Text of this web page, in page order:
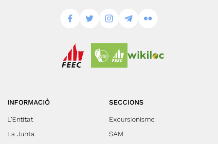
INFORMACIÓ
L'Entitat
La Junta
SECCIONS
Excursionisme
SAM